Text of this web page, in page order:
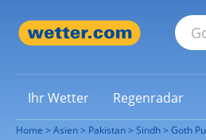
Ihr Wetter Regenradar
Home Asien Pakistan Sindh Goth